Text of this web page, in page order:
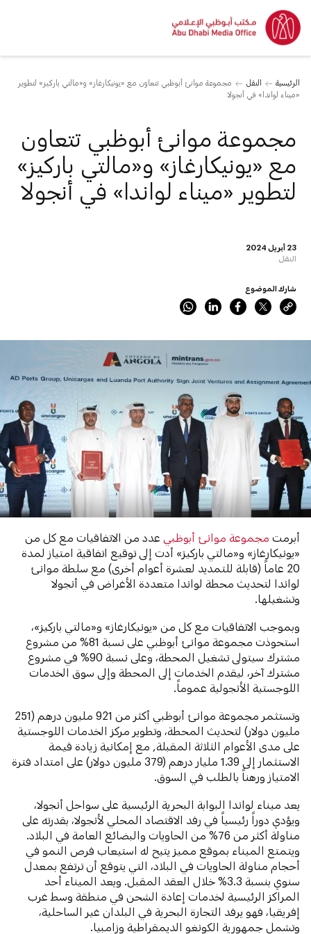
الرئيسية النقل
مجموعة موانئ أبوظبي تتعاون مع «يونيكارغاز» و«مالتي باركيز» لتطوير
«ميناء لواندا» في أنجولا
23 أبريل 2024
النقل
مجموعة موانئ أبوظبي تتعاون
مع «يونيكارغاز» و«مالتي باركيز»
لتطوير «ميناء لواندا» في أنجولا
شارك الموضوع
أبرمتمجموعة موانئ أبوظبي عدد من الاتفاقيات مع كل من
«يونيكارغاز» و«مالتي باركيز» أدت إلى توقيع اتفاقية امتياز لمدة
20 عاماً (قابلة للتمديد لعشرة أعوام أخرى) مع سلطة موانئ
لواندا لتحديث محطة لواندا متعددة الأغراض في أنجولا
وتشغيلها.
وبموجب الاتفاقيات مع كل من «يونيكارغاز» و«مالتي باركيز»،
استحوذت مجموعة موانئ أبوظبي على نسبة 81% من مشروع
مشترك سيتولى تشغيل المحطة، وعلى نسبة 90% في مشروع
مشترك آخر، ليقدم الخدمات إلى المحطة وإلى سوق الخدمات
اللوجستية الأنجولية عموماً.
وتستثمر مجموعة موانئ أبوظبي أكثر من 921 مليون درهم (251
مليون دولار) لتحديث المحطة، وتطوير مركز الخدمات اللوجستية
على مدى الأعوام الثلاثة المقبلة, مع إمكانية زيادة قيمة
الاستثمار إلى 1.39 مليار درهم (379 مليون دولار) على امتداد فترة
الامتياز ورهناً بالطلب في السوق.
يعد ميناء لواندا البوابة البحرية الرئيسية على سواحل أنجولا،
ويؤدي دوراً رئيسياً في رفد الاقتصاد المحلي لأنجولا، بقدرته على
مناولة أكثر من 76% من الحاويات والبضائع العامة في البلاد.
ويتمتع الميناء بموقع مميز يتيح له استيعاب فرص النمو في
أحجام مناولة الحاويات في البلاد، التي يتوقع أن ترتفع بمعدل
سنوي بنسبة 3.3% خلال العقد المقبل. ويعد الميناء أحد
المراكز الرئيسية لخدمات إعادة الشحن في منطقة وسط غرب
إفريقيا، فهو يرفد التجارة البحرية في البلدان غير الساحلية،
وتشمل جمهورية الكونغو الديمقراطية وزامبيا.